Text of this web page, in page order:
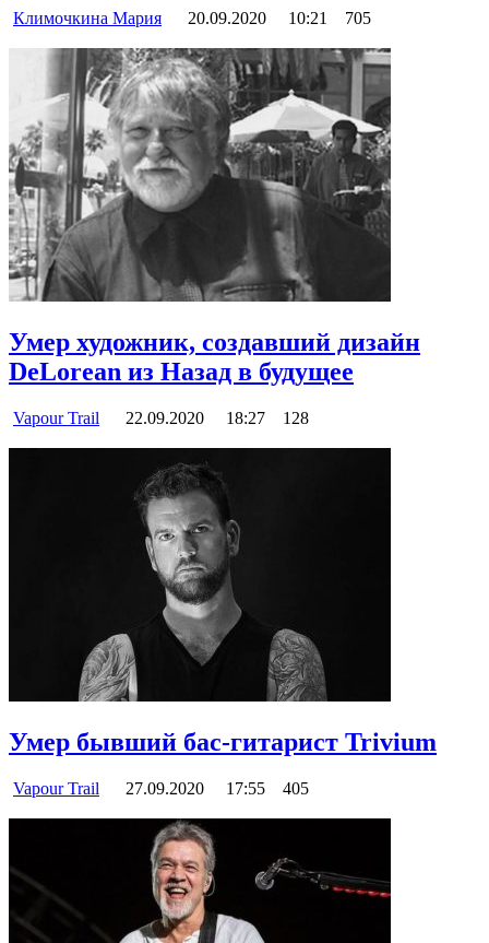
Климочкина Мария 20.09.2020 10:21 705
Умер художник, создавший дизайн
DeLorean из Назад в будущее
Vapour Trail 22.09.2020 18:27 128
Умер бывший бас-гитарист Trivium
Vapour Trail 27.09.2020 17:55 405